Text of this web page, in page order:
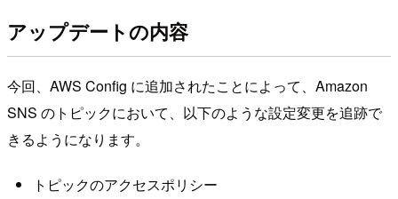
アップデートの内容
今回、AWS Config に追加されたことによって、Amazon
SNS のトピックにおいて、以下のような設定変更を追跡で
きるようになります。
トピックのアクセスポリシー